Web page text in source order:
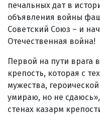
печальных дат в
объявления войны
Советский Союз – и
Отечественная война!
Первой на пути врага
крепость, которая с
мужества,
умираю, но не
стенах казарм